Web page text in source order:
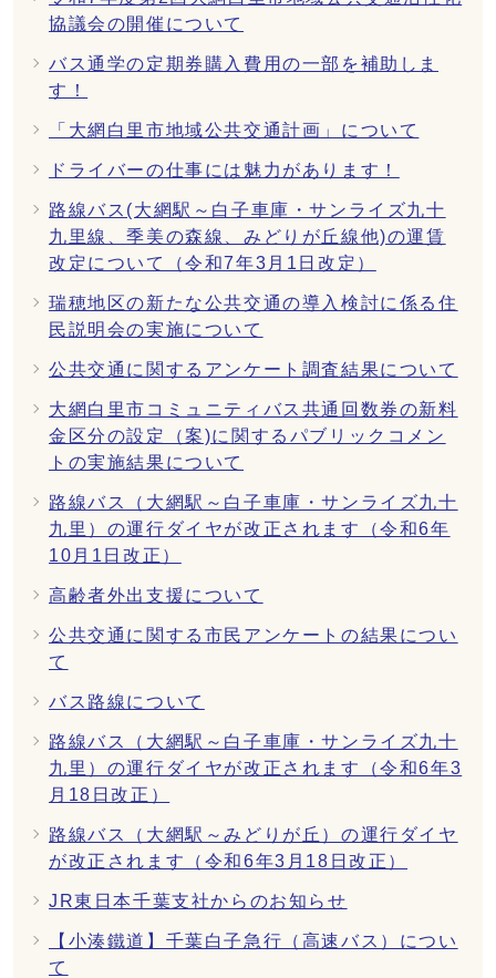
協議会の開催について
バス通学の定期券購入費用の一部を補助しま
す！
「大網白里市地域公共交通計画」について
ドライバーの仕事には魅力があります！
路線バス(大網駅～白子車庫・サンライズ九十
九里線、季美の森線、みどりが丘線他)の運賃
改定について（令和7年3月1日改定）
瑞穂地区の新たな公共交通の導入検討に係る住
民説明会の実施について
公共交通に関するアンケート調査結果について
大網白里市コミュニティバス共通回数券の新料
金区分の設定（案)に関するパブリックコメン
トの実施結果について
路線バス（大網駅～白子車庫・サンライズ九十
九里）の運行ダイヤが改正されます（令和6年
10月1日改正）
高齢者外出支援について
公共交通に関する市民アンケートの結果につい
て
バス路線について
路線バス（大網駅～白子車庫・サンライズ九十
九里）の運行ダイヤが改正されます（令和6年3
月18日改正）
路線バス（大網駅～みどりが丘）の運行ダイヤ
が改正されます（令和6年3月18日改正）
JR東日本千葉支社からのお知らせ
【小湊鐵道】千葉白子急行（高速バス）につい
て